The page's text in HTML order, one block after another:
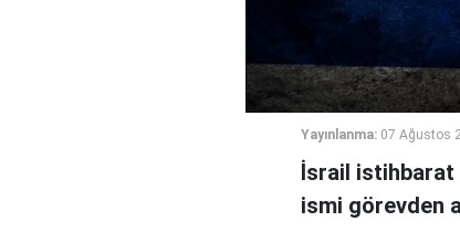
Yayınlanma: 07 Ağustos
İsrail istihbarat
ismi görevden